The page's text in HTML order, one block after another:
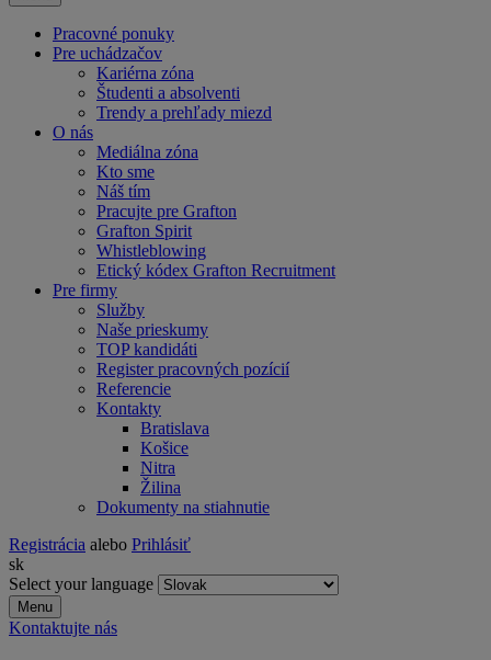
Pracovné ponuky
Pre uchádzačov
Kariérna zóna
Študenti a absolventi
Trendy a prehľady miezd
O nás
Mediálna zóna
Kto sme
Náš tím
Pracujte pre Grafton
Grafton Spirit
Whistleblowing
Etický kódex Grafton Recruitment
Pre firmy
Služby
Naše prieskumy
TOP kandidáti
Register pracovných pozícií
Referencie
Kontakty
Bratislava
Košice
Nitra
Žilina
Dokumenty na stiahnutie
Registrácia alebo Prihlásiť
sk
Select your language
Menu
Kontaktujte nás